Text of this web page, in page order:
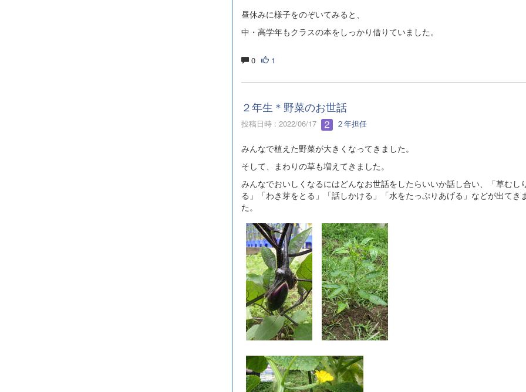
昼休みに様子をのぞいてみると、
中・高学年もクラスの本をしっかり借りていました。
0 1
２年生＊野菜のお世話
投稿日時 : 2022/06/17 ２年担任
みんなで植えた野菜が大きくなってきました。
そして、まわりの草も増えてきました。
みんなでおいしくなるにはどんなお世話をしたらいいか話し合い、「草むし
る」「わき芽をとる」「話しかける」「水をたっぷりあげる」などが出てき
た。